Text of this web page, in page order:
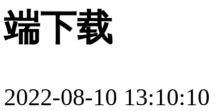
端下载
2022-08-10 13:10:10